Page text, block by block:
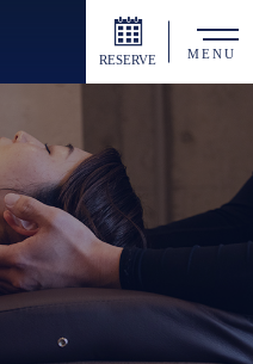
RESERVE MENU